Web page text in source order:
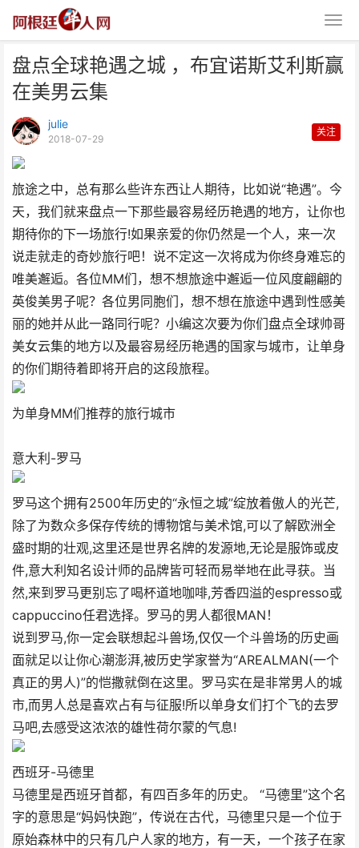
盘点全球艳遇之城 ，布宜诺斯艾利斯赢
在美男云集
julie
2018-07-29
关注
旅途之中，总有那么些许东西让人期待，比如说“艳遇”。今
天，我们就来盘点一下那些最容易经历艳遇的地方，让你也
期待你的下一场旅行!如果亲爱的你仍然是一个人，来一次
说走就走的奇妙旅行吧！说不定这一次将成为你终身难忘的
唯美邂逅。各位MM们，想不想旅途中邂逅一位风度翩翩的
英俊美男子呢？各位男同胞们，想不想在旅途中遇到性感美
丽的她并从此一路同行呢？小编这次要为你们盘点全球帅哥
美女云集的地方以及最容易经历艳遇的国家与城市，让单身
的你们期待着即将开启的这段旅程。
为单身MM们推荐的旅行城市
意大利-罗马
罗马这个拥有2500年历史的“永恒之城”绽放着傲人的光芒,
除了为数众多保存传统的博物馆与美术馆,可以了解欧洲全
盛时期的壮观,这里还是世界名牌的发源地,无论是服饰或皮
件,意大利知名设计师的品牌皆可轻而易举地在此寻获。当
然,来到罗马更别忘了喝杯道地咖啡,芳香四溢的espresso或
cappuccino任君选择。罗马的男人都很MAN！
说到罗马,你一定会联想起斗兽场,仅仅一个斗兽场的历史画
面就足以让你心潮澎湃,被历史学家誉为“AREALMAN(一个
真正的男人)”的恺撒就倒在这里。罗马实在是非常男人的城
市,而男人总是喜欢占有与征服!所以单身女们打个飞的去罗
马吧,去感受这浓浓的雄性荷尔蒙的气息!
西班牙-马德里
马德里是西班牙首都，有四百多年的历史。 “马德里”这个名
字的意思是“妈妈快跑”，传说在古代，马德里只是一个位于
原始森林中的只有几户人家的地方，有一天，一个孩子在家
盘点全球艳遇之城 ，布宜诺斯艾
利斯赢在美男云集